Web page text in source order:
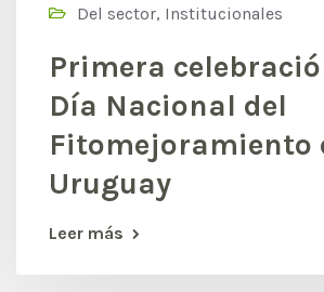
Del sector, Institucionales
Primera
Día Nacional del
Fitomejoramiento
Uruguay
Leer más